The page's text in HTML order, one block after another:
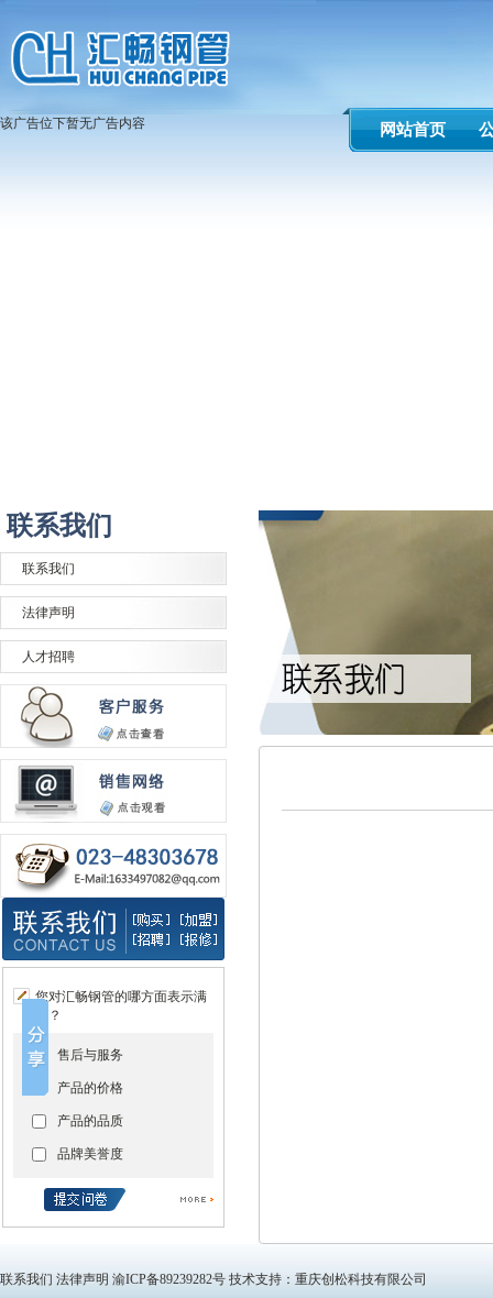
网站首页
该广告位下暂无广告内容
联系我们
联系我们
法律声明
人才招聘
您对汇畅钢管的哪方面表示满
意？
售后与服务
产品的价格
产品的品质
品牌美誉度
联系我们 法律声明 渝ICP备89239282号 技术支持：重庆创松科技有限公司